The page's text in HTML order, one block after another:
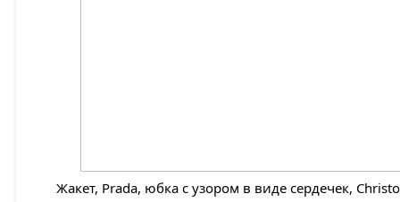
Жакет, Prada, юбка с узором в виде сердечек,